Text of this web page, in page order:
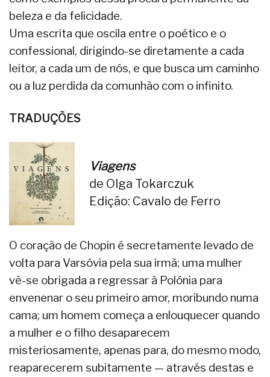
beleza e da felicidade.
Uma escrita que oscila entre o poético e o
confessional, dirigindo-se diretamente a cada
leitor, a cada um de nós, e que busca um caminho
ou a luz perdida da comunhão com o infinito.
TRADUÇÕES
Viagens
de Olga Tokarczuk
Edição: Cavalo de Ferro
O coração de Chopin é secretamente levado de
volta para Varsóvia pela sua irmã; uma mulher
vê-se obrigada a regressar à Polónia para
envenenar o seu primeiro amor, moribundo numa
cama; um homem começa a enlouquecer quando
a mulher e o filho desaparecem
misteriosamente, apenas para, do mesmo modo,
reaparecerem subitamente — através destas e